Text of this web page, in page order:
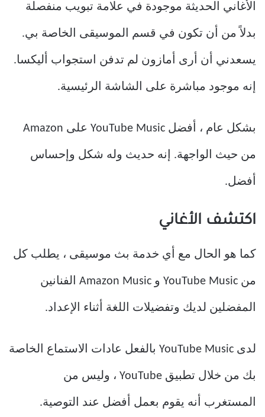
الأغاني الحديثة موجودة في علامة تبويب منفصلة
بدلاً من أن تكون في قسم الموسيقى الخاصة بي.
يسعدني أن أرى أمازون لم تدفن استجواب أليكسا.
إنه موجود مباشرة على الشاشة الرئيسية.
بشكل عام ، أفضل YouTube Music على Amazon
من حيث الواجهة. إنه حديث وله شكل وإحساس
أفضل.
اكتشف الأغاني
كما هو الحال مع أي خدمة بث موسيقى ، يطلب كل
من YouTube Music و Amazon Music الفنانين
المفضلين لديك وتفضيلات اللغة أثناء الإعداد.
لدى YouTube Music بالفعل عادات الاستماع الخاصة
بك من خلال تطبيق YouTube ، وليس من
المستغرب أنه يقوم بعمل أفضل عند التوصية.